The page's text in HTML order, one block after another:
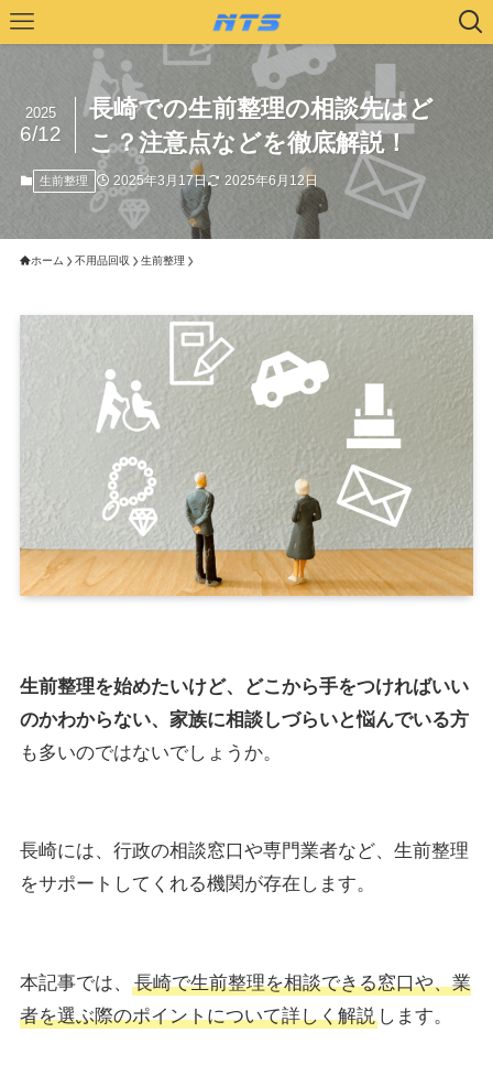
長崎での生前整理の相談先はど
こ？注意点などを徹底解説！
2025
6/12
生前整理 2025年3月17日 2025年6月12日
ホーム 不用品回収 生前整理
生前整理を始めたいけど、どこから手をつければいい
のかわからない、家族に相談しづらいと悩んでいる方
も多いのではないでしょうか。
長崎には、行政の相談窓口や専門業者など、生前整理
をサポートしてくれる機関が存在します。
本記事では、
長崎で生前整理を相談できる窓口や、業
者を選ぶ際のポイントについて詳しく解説します。